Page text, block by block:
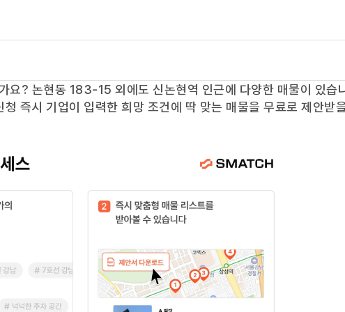
요? 논현동 183-15 외에도 신논현역 인근에 다양한 매물이 있습
즉시 기업이 입력한 희망 조건에 딱 맞는 매물을 무료로 제안받